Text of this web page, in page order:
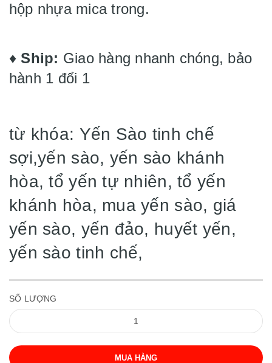
hộp nhựa mica trong.
♦️Ship: Giao hàng nhanh chóng, bảo
hành 1 đổi 1
từ khóa: Yến Sào tinh chế
sợi,yến sào, yến sào khánh
hòa, tổ yến tự nhiên, tổ yến
khánh hòa, mua yến sào, giá
yến sào, yến đảo, huyết yến,
yến sào tinh chế,
SỐ LƯỢNG
MUA HÀNG